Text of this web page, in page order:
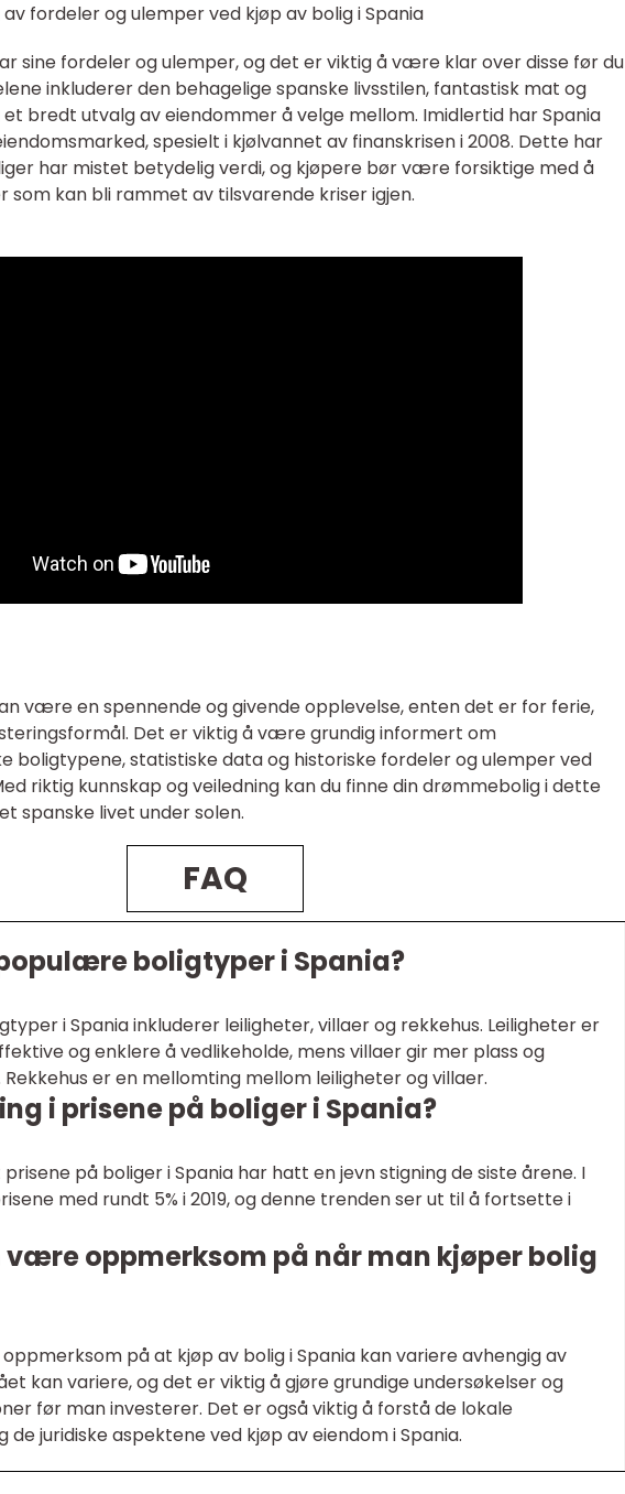
fordeler og ulemper ved kjøp av bolig i Spania
sine fordeler og ulemper, og det er viktig å være klar over disse før du
inkluderer den behagelige spanske livsstilen, fantastisk mat og
et bredt utvalg av eiendommer å velge mellom. Imidlertid har Spania
spesielt i kjølvannet av finanskrisen i 2008. Dette har
har mistet betydelig verdi, og kjøpere bør være forsiktige med å
som kan bli rammet av tilsvarende kriser igjen.
være en spennende og givende opplevelse, enten det er for ferie,
Det er viktig å være grundig informert om
boligtypene, statistiske data og historiske fordeler og ulemper ved
riktig kunnskap og veiledning kan du finne din drømmebolig i dette
spanske livet under solen.
FAQ
boligtyper i Spania?
i Spania inkluderer leiligheter, villaer og rekkehus. Leiligheter er
og enklere å vedlikeholde, mens villaer gir mer plass og
er en mellomting mellom leiligheter og villaer.
i prisene på boliger i Spania?
på boliger i Spania har hatt en jevn stigning de siste årene. I
med rundt 5% i 2019, og denne trenden ser ut til å fortsette i
være oppmerksom på når man kjøper bolig
på at kjøp av bolig i Spania kan variere avhengig av
kan variere, og det er viktig å gjøre grundige undersøkelser og
før man investerer. Det er også viktig å forstå de lokale
de juridiske aspektene ved kjøp av eiendom i Spania.